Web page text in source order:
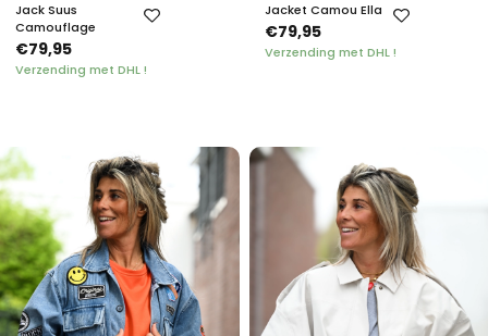
Jack Suus
Camouflage
€79,95
Verzending met DHL !
Jacket Camou Ella
€79,95
Verzending met DHL !